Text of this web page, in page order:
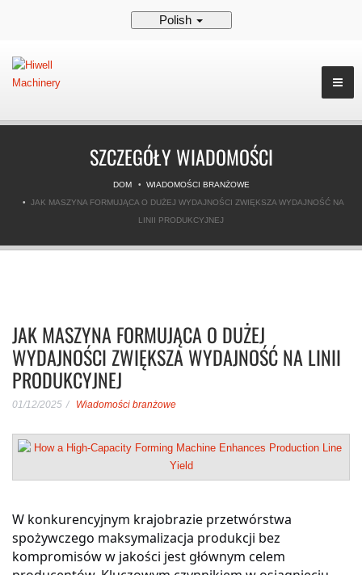
Polish
SZCZEGÓŁY WIADOMOŚCI
DOM
WIADOMOŚCI BRANŻOWE
JAK MASZYNA FORMUJĄCA O DUŻEJ WYDAJNOŚCI ZWIĘKSZA WYDAJNOŚĆ NA
LINII PRODUKCYJNEJ
JAK MASZYNA FORMUJĄCA O DUŻEJ
WYDAJNOŚCI ZWIĘKSZA WYDAJNOŚĆ NA LINII
PRODUKCYJNEJ
01/12/2025 Wiadomości branżowe